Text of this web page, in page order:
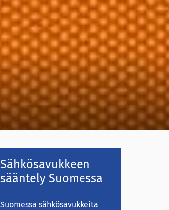
Sähkösavukkeen
sääntely Suomessa
Suomessa sähkösavukkeita